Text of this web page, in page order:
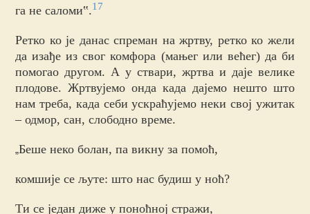
га не саломи‟.17
Ретко ко је данас спреман на жртву, ретко ко жели
да изађе из свог комфора (мањег или већег) да би
помогао другом. А у ствари, жртва и даје велике
плодове. Жртвујемо онда када дајемо нешто што
нам треба, када себи ускраћујемо неки свој ужитак
– одмор, сан, слободно време.
„Беше неко болан, па викну за помоћ,
комшије се љуте: што нас будиш у ноћ?
Ти се један диже у поноћној стражи,